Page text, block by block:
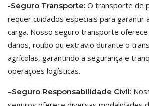
-Seguro Transporte: O transporte de
requer cuidados especiais para garantir
carga. Nosso seguro transporte
danos, roubo ou extravio durante o
agrícolas, garantindo a segurança e
operações logísticas.
–Seguro Responsabilidade Civil: